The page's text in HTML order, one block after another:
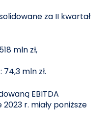
za II kwartał
mln zł,
: 74,3 mln zł.
EBITDA
r. miały poniższe